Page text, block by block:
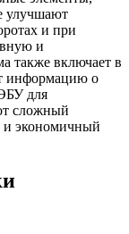
улучшают
и при
и
также включает в
информацию о
для
сложный
и экономичный